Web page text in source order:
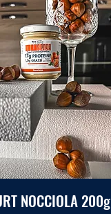
NOCCIOLA 200g